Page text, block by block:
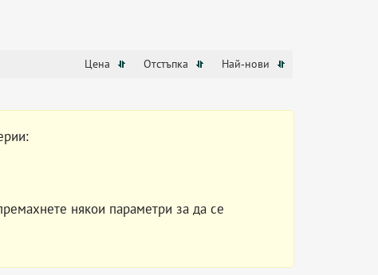
Цена Отстъпка Най-нови
някои параметри за да се